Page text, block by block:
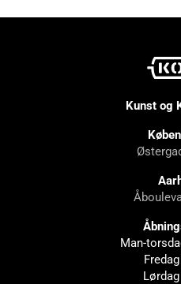
Kunst og
Man-